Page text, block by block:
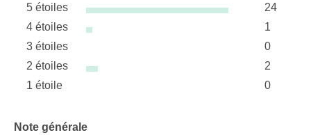
5 étoiles étoiles
24
24 avis
4 étoiles étoiles
1
1 avis
3 étoiles
0
0 avis
2 étoiles étoiles
2
2 avis
1 étoile
0
Note générale